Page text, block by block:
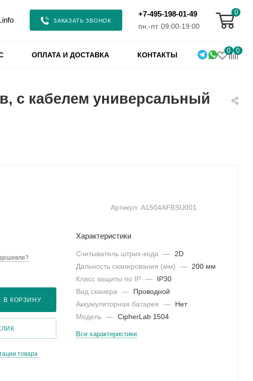
ЗАКАЗАТЬ ЗВОНОК
+7-495-198-01-49
пн.-пт. 09:00-19:00
0
ОПЛАТА И ДОСТАВКА КОНТАКТЫ
0 0
с кабелем универсальный
Артикул: A1504AFBSU001
В КОРЗИНУ
товара
Характеристики
Считыватель штрих-кода — 2D
Дальность сканирования (мм)
— 200 мм
Класс защиты по IP —
IP30
Вид сканера —
Проводной
Аккумуляторная батарея
—
Нет
Модель — CipherLab 1504
Все характеристики